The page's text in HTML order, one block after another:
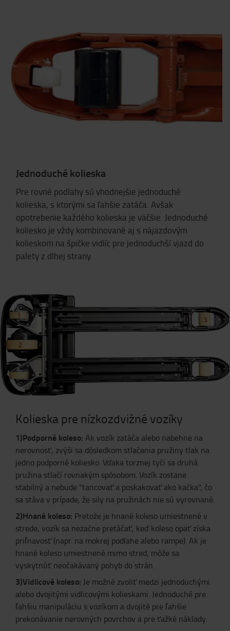
Jednoduché kolieska
Pre rovné podlahy sú vhodnejšie jednoduché
kolieska, s ktorými sa ľahšie zatáča. Avšak
opotrebenie každého kolieska je väčšie. Jednoduché
koliesko je vždy kombinované aj s nájazdovým
kolieskom na špičke vidlíc pre jednoduchší vjazd do
palety z dlhej strany.
Kolieska pre nízkozdvižné vozíky
1)Podporné koleso: Ak vozík zatáča alebo nabehne na
nerovnosť, zvýši sa dôsledkom stlačenia pružiny tlak na
jedno podporné koliesko. Vďaka torznej tyči sa druhá
pružina stlačí rovnakým spôsobom. Vozík zostane
stabilný a nebude "tancovať a poskakovať ako kačka", čo
sa stáva v prípade, že sily na pružinách nie sú vyrovnané.
2)Hnané koleso: Pretože je hnané koleso umiestnené v
strede, vozík sa nezačne pretáčať, keď koleso opäť získa
priľnavosť (napr. na mokrej podlahe alebo rampe). Ak je
hnané koleso umiestnené mimo stred, môže sa
vyskytnúť neočakávaný pohyb do strán.
3)Vidlicové koleso: Je možné zvoliť medzi jednoduchými
alebo dvojitými vidlicovými kolieskami. Jednoduché pre
ľahšiu manipuláciu s vozíkom a dvojité pre ľahšie
prekonávanie nerovných povrchov a pre ťažké náklady.